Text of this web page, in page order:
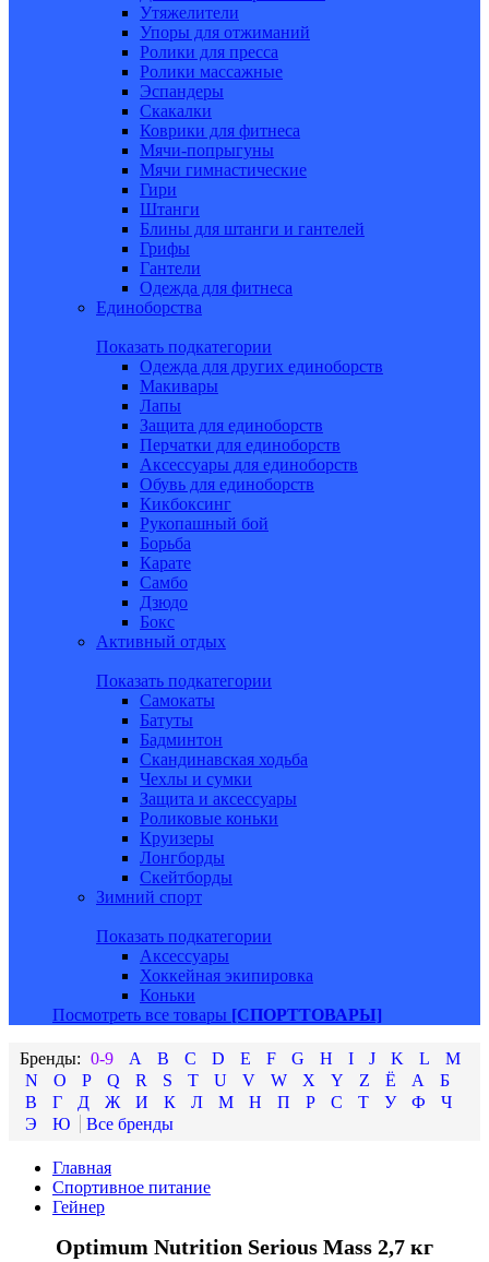
Утяжелители
Упоры для отжиманий
Ролики для пресса
Ролики массажные
Эспандеры
Скакалки
Коврики для фитнеса
Мячи-попрыгуны
Мячи гимнастические
Гири
Штанги
Блины для штанги и гантелей
Грифы
Гантели
Одежда для фитнеса
Единоборства
Показать подкатегории
Одежда для других единоборств
Макивары
Лапы
Защита для единоборств
Перчатки для единоборств
Аксессуары для единоборств
Обувь для единоборств
Кикбоксинг
Рукопашный бой
Борьба
Карате
Самбо
Дзюдо
Бокс
Активный отдых
Показать подкатегории
Самокаты
Батуты
Бадминтон
Скандинавская ходьба
Чехлы и сумки
Защита и аксессуары
Роликовые коньки
Круизеры
Лонгборды
Скейтборды
Зимний спорт
Показать подкатегории
Аксессуары
Хоккейная экипировка
Коньки
Посмотреть все товары [СПОРТТОВАРЫ]
0-9 A B C D E F G H I J K L
M
N
O P Q R S T U V W X Y Z Ё А
Б
В
Г Д Ж И К Л М Н П Р С Т У Ф
Ч
Э
Ю
Главная
Спортивное питание
Гейнер
Optimum Nutrition Serious Mass 2,7 кг